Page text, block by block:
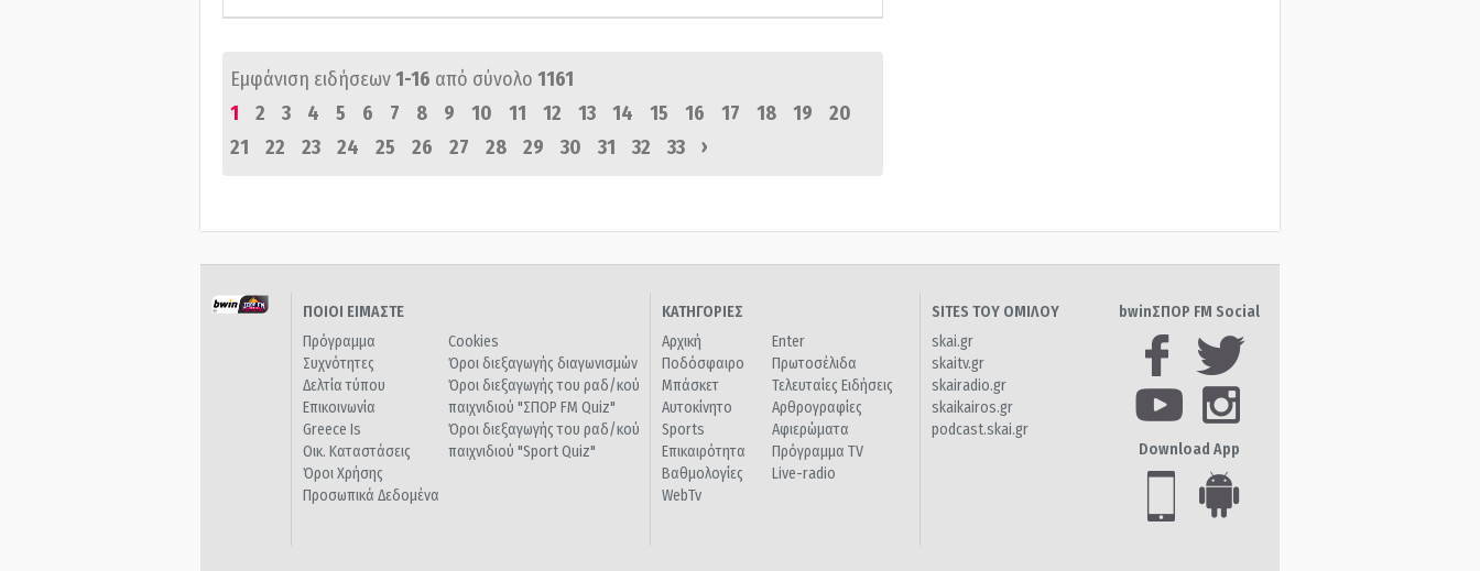
Εμφάνιση ειδήσεων1-16 από σύνολο 1161
1
2 3 4 5 6 7 8 9 10 11 12 13 14 15 16 17 18 19
20
21
22 23 24 25 26 27 28 29 30 31 32 33 ›
ΠΟΙΟΙ ΕΙΜΑΣΤΕ
Πρόγραμμα
Συχνότητες
Δελτία τύπου
Επικοινωνία
Greece Is
Οικ. Καταστάσεις
Όροι Χρήσης
Προσωπικά Δεδομένα
Cookies
Όροι διεξαγωγής διαγωνισμών
Όροι διεξαγωγής του ραδ/κού
παιχνιδιού "ΣΠΟΡ FM Quiz"
Όροι διεξαγωγής του ραδ/κού
παιχνιδιού "Sport Quiz"
ΚΑΤΗΓΟΡΙΕΣ
Αρχική
Ποδόσφαιρο
Μπάσκετ
Αυτοκίνητο
Sports
Επικαιρότητα
Βαθμολογίες
WebTv
Enter
Πρωτοσέλιδα
Τελευταίες Ειδήσεις
Αρθρογραφίες
Αφιερώματα
Πρόγραμμα TV
Live-radio
SITES ΤΟΥ ΟΜΙΛΟΥ
skai.gr
skaitv.gr
skairadio.gr
skaikairos.gr
podcast.skai.gr
bwinΣΠΟΡ FM Social
Download App